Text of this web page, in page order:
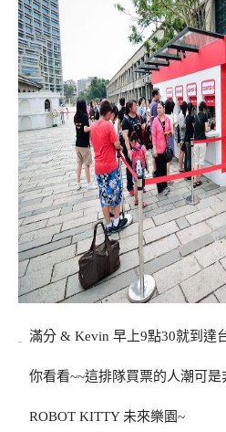
滿分 & Kevin 早上9點30就到達
你看看~~這排隊買票的人潮可是
ROBOT KITTY 未來樂園~